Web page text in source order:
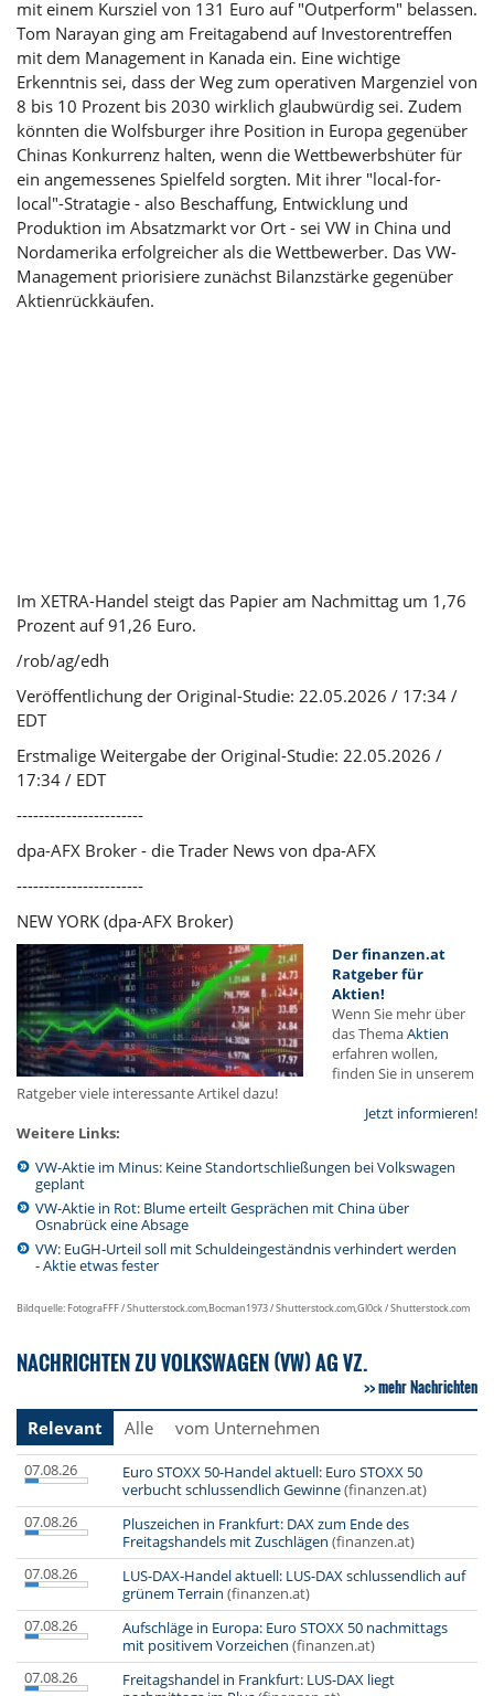
mit einem Kursziel von 131 Euro auf "Outperform" belassen.
Tom Narayan ging am Freitagabend auf Investorentreffen
mit dem Management in Kanada ein. Eine wichtige
Erkenntnis sei, dass der Weg zum operativen Margenziel von
8 bis 10 Prozent bis 2030 wirklich glaubwürdig sei. Zudem
könnten die Wolfsburger ihre Position in Europa gegenüber
Chinas Konkurrenz halten, wenn die Wettbewerbshüter für
ein angemessenes Spielfeld sorgten. Mit ihrer "local-for-
local"-Stratagie - also Beschaffung, Entwicklung und
Produktion im Absatzmarkt vor Ort - sei VW in China und
Nordamerika erfolgreicher als die Wettbewerber. Das VW-
Management priorisiere zunächst Bilanzstärke gegenüber
Aktienrückkäufen.
Im XETRA-Handel steigt das Papier am Nachmittag um 1,76
Prozent auf 91,26 Euro.
/rob/ag/edh
Veröffentlichung der Original-Studie: 22.05.2026 / 17:34 /
EDT
Erstmalige Weitergabe der Original-Studie: 22.05.2026 /
17:34 / EDT
-----------------------
dpa-AFX Broker - die Trader News von dpa-AFX
-----------------------
NEW YORK (dpa-AFX Broker)
Der finanzen.at
Ratgeber für
Aktien!
Wenn Sie mehr über
das ThemaAktien
erfahren wollen,
finden Sie in unserem
Ratgeber viele interessante Artikel dazu!
Jetzt informieren!
Weitere Links:
VW-Aktie im Minus: Keine Standortschließungen bei Volkswagen
geplant
VW-Aktie in Rot: Blume erteilt Gesprächen mit China über
Osnabrück eine Absage
VW: EuGH-Urteil soll mit Schuldeingeständnis verhindert werden
- Aktie etwas fester
Bildquelle: FotograFFF / Shutterstock.com,Bocman1973 / Shutterstock.com,Gl0ck / Shutterstock.com
NACHRICHTEN ZU VOLKSWAGEN (VW) AG VZ.
mehr Nachrichten
Relevant
Alle vom Unternehmen
07.08.26
Euro STOXX 50-Handel aktuell: Euro STOXX 50
verbucht schlussendlich Gewinne(finanzen.at)
07.08.26
Pluszeichen in Frankfurt: DAX zum Ende des
Freitagshandels mit Zuschlägen (finanzen.at)
07.08.26
LUS-DAX-Handel aktuell: LUS-DAX schlussendlich auf
grünem Terrain (finanzen.at)
07.08.26
Aufschläge in Europa: Euro STOXX 50 nachmittags
mit positivem Vorzeichen (finanzen.at)
07.08.26
Freitagshandel in Frankfurt: LUS-DAX liegt